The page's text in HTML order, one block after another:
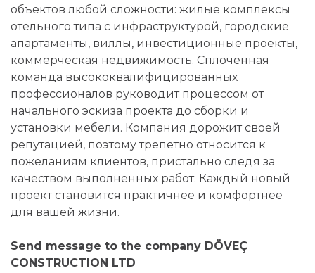
объектов любой сложности: жилые комплексы
отельного типа c инфраструктурой, городские
апартаменты, виллы, инвестиционные проекты,
коммерческая недвижимость. Сплоченная
команда высококвалифицированных
профессионалов руководит процессом от
начального эскиза проекта до сборки и
установки мебели. Компания дорожит своей
репутацией, поэтому трепетно относится к
пожеланиям клиентов, пристально следя за
качеством выполненных работ. Каждый новый
проект становится практичнее и комфортнее
для вашей жизни.
Send message to the company DÖVEÇ
CONSTRUCTION LTD